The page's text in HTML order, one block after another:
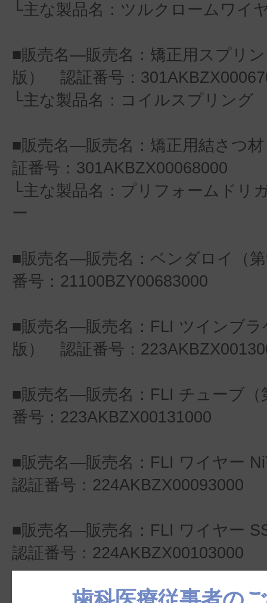
└主な製品名：ツルクロームワイ
■販売名―販売名：矯正用スプリ
版） 認証番号：
└主な製品名：コイルスプリング
■販売名―販売名：矯正用結さつ
証番号：301AKBZX00068000
└主な製品名：プリフォームドリ
ー
■販売名―販売名：ベンダロイ（
番号：21100BZY00683000
■販売名―販売名：FLI ツインブラ
版） 認証番号：
■販売名―販売名：FLI チューブ
番号：223AKBZX00131000
■販売名―販売名：FLI ワイヤー
認証番号：224AKBZX00093000
■販売名―販売名：FLI ワイヤー
認証番号：224AKBZX00103000
添付文書掲載ページからご覧いた